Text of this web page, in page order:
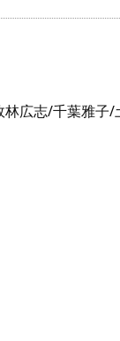
広志/千葉雅子/